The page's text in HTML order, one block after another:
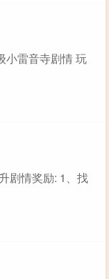
小雷音寺剧情 玩
剧情奖励: 1、找